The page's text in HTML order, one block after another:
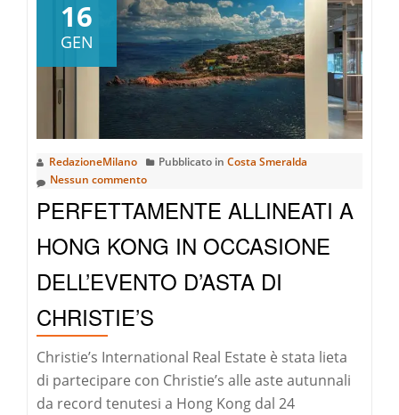
UMANA
E
URBANA:
UNO
SGUARDO
ALLE
16
GEN
RedazioneMilano Pubblicato in Costa Smeralda
Nessun commento
PERFETTAMENTE ALLINEATI A
HONG KONG IN OCCASIONE
DELL’EVENTO D’ASTA DI
CHRISTIE’S
Christie’s International Real Estate è stata lieta
di partecipare con Christie’s alle aste autunnali
da record tenutesi a Hong Kong dal 24